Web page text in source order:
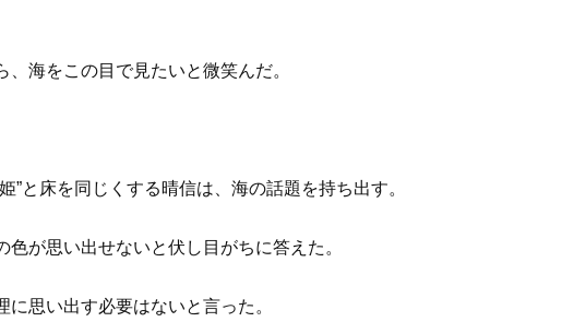
海をこの目で見たいと微笑んだ。
”と床を同じくする晴信は、海の話題を持ち出す。
が思い出せないと伏し目がちに答えた。
思い出す必要はないと言った。